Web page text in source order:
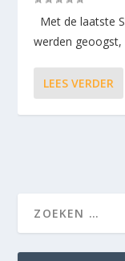
Met de laatste
werden geoogst,
LEES VERDER